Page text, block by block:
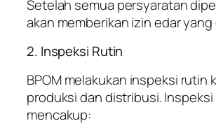
Setelah semua persyaratan
akan memberikan izin edar
2. Inspeksi Rutin
BPOM melakukan inspeksi rutin
produksi dan distribusi. Inspeksi
mencakup: